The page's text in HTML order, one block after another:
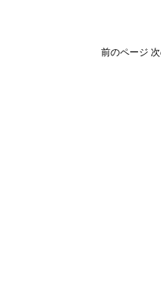
前のページ